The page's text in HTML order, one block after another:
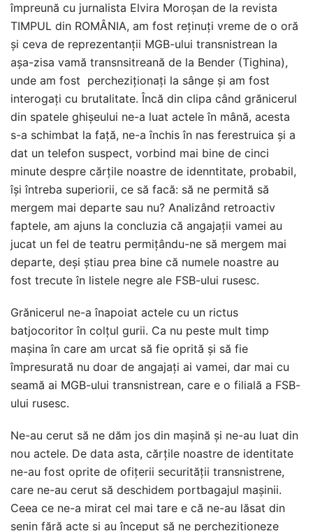
împreună cu jurnalista Elvira Moroșan de la revista
TIMPUL din ROMÂNIA, am fost reținuți vreme de o oră
și ceva de reprezentanții MGB-ului transnistrean la
așa-zisa vamă transnsitreană de la Bender (Tighina),
unde am fost percheziționați la sânge și am fost
interogați cu brutalitate. Încă din clipa când grănicerul
din spatele ghișeului ne-a luat actele în mână, acesta
s-a schimbat la față, ne-a închis în nas ferestruica și a
dat un telefon suspect, vorbind mai bine de cinci
minute despre cărțile noastre de idenntitate, probabil,
își întreba superiorii, ce să facă: să ne permită să
mergem mai departe sau nu? Analizând retroactiv
faptele, am ajuns la concluzia că angajații vamei au
jucat un fel de teatru permițându-ne să mergem mai
departe, deși știau prea bine că numele noastre au
fost trecute în listele negre ale FSB-ului rusesc.
Grănicerul ne-a înapoiat actele cu un rictus
batjocoritor în colțul gurii. Ca nu peste mult timp
mașina în care am urcat să fie oprită și să fie
împresurată nu doar de angajați ai vamei, dar mai cu
seamă ai MGB-ului transnistrean, care e o filială a FSB-
ului rusesc.
Ne-au cerut să ne dăm jos din mașină și ne-au luat din
nou actele. De data asta, cărțile noastre de identitate
ne-au fost oprite de ofițerii securității transnistrene,
care ne-au cerut să deschidem portbagajul mașinii.
Ceea ce ne-a mirat cel mai tare e că ne-au lăsat din
senin fără acte și au început să ne percheziționeze